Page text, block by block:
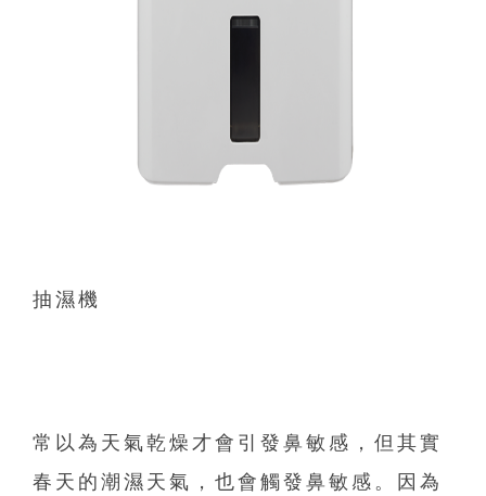
抽濕機
常以為天氣乾燥才會引發鼻敏感，但其實
春天的潮濕天氣， 也會觸發鼻敏感。因為